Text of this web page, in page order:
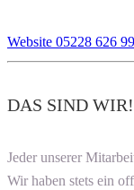
Website 05228 626
DAS SIND WIR!
Jeder unserer
Wir haben stets ein